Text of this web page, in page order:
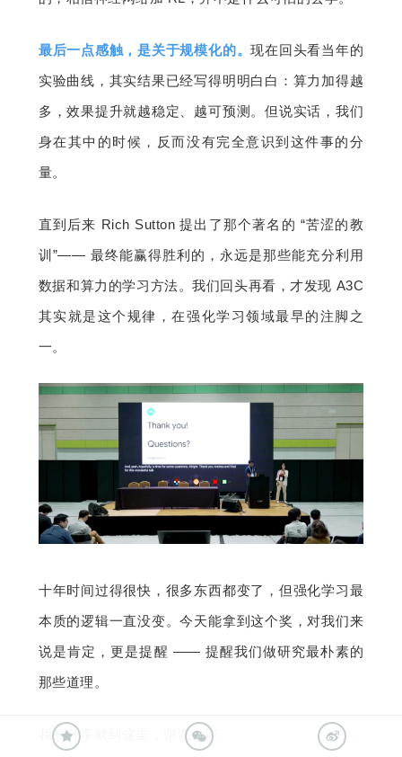
最后一点感触，是关于规模化的。现在回头看当年的
实验曲线，其实结果已经写得明明白白：算力加得越
多，效果提升就越稳定、越可预测。但说实话，我们
身在其中的时候，反而没有完全意识到这件事的分
量。
直到后来 Rich Sutton 提出了那个著名的 “苦涩的教
训”—— 最终能赢得胜利的，永远是那些能充分利用
数据和算力的学习方法。我们回头再看，才发现 A3C
其实就是这个规律，在强化学习领域最早的注脚之
一。
十年时间过得很快，很多东西都变了，但强化学习最
本质的逻辑一直没变。今天能拿到这个奖，对我们来
说是肯定，更是提醒 —— 提醒我们做研究最朴素的
那些道理。
我的分享就到这里，谢谢大家。